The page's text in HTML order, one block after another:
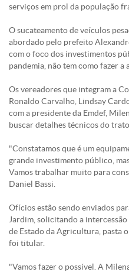
serviços em prol da população
O sucateamento de veículos
abordado pelo prefeito
com o foco dos investimentos
pandemia, não tem como fazer a
Os vereadores que integram a
Ronaldo Carvalho, Lindsay
com a presidente da Emdef,
buscar detalhes técnicos do
"Constatamos que é um
grande investimento público,
Vamos trabalhar muito para
Daniel Bassi.
Ofícios estão sendo enviados
Jardim, solicitando a
de Estado da Agricultura, pasta
foi titular.
"Vamos fazer o possível. A